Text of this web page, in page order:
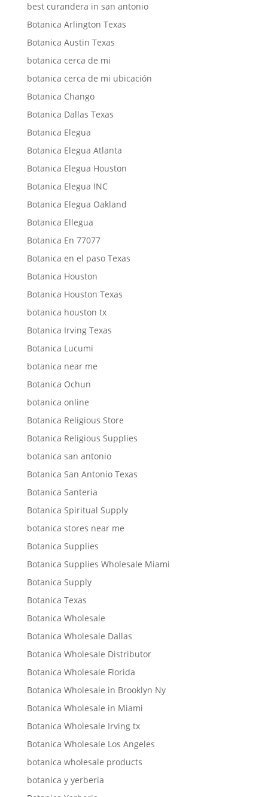
best curandera in san antonio
Botanica Arlington Texas
Botanica Austin Texas
botanica cerca de mi
botanica cerca de mi ubicación
Botanica Chango
Botanica Dallas Texas
Botanica Elegua
Botanica Elegua Atlanta
Botanica Elegua Houston
Botanica Elegua INC
Botanica Elegua Oakland
Botanica Ellegua
Botanica En 77077
Botanica en el paso Texas
Botanica Houston
Botanica Houston Texas
botanica houston tx
Botanica Irving Texas
Botanica Lucumi
botanica near me
Botanica Ochun
botanica online
Botanica Religious Store
Botanica Religious Supplies
botanica san antonio
Botanica San Antonio Texas
Botanica Santeria
Botanica Spiritual Supply
botanica stores near me
Botanica Supplies
Botanica Supplies Wholesale Miami
Botanica Supply
Botanica Texas
Botanica Wholesale
Botanica Wholesale Dallas
Botanica Wholesale Distributor
Botanica Wholesale Florida
Botanica Wholesale in Brooklyn Ny
Botanica Wholesale in Miami
Botanica Wholesale Irving tx
Botanica Wholesale Los Angeles
botanica wholesale products
botanica y yerberia